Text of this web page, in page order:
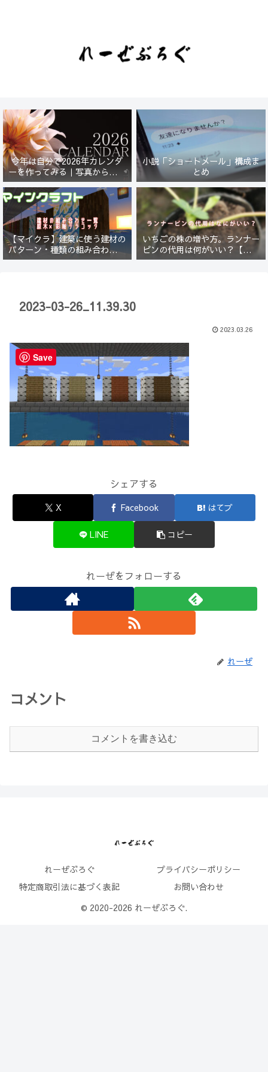
今年は自分で2026年カレンダ
ーを作ってみる｜写真から始ま
る小さなプロジェクト【一灯
花】
小説「ショートメール」構成ま
とめ
【マイクラ】建築に使う建材の
パターン・種類の組み合わせ一
覧！原木×彩釉テラコッタ編
いちごの株の増や方。ランナー
ピンの代用は何がいい？【５年
放置したイチゴは復活するの
2023-03-26_11.39.30
2023.03.26
シェアする
X Facebook はてブ
LINE コピー
れーぜをフォローする
れーぜ
コメント
コメントを書き込む
れーぜぶろぐ
プライバシーポリシー
特定商取引法に基づく表記
お問い合わせ
© 2020-2026 れーぜぶろぐ.
Save